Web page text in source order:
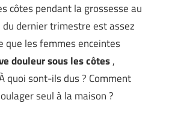
côtes pendant la grossesse au
dernier trimestre est assez
que les femmes enceintes
douleur sous les côtes,
quoi sont-ils dus ? Comment
seul à la maison ?